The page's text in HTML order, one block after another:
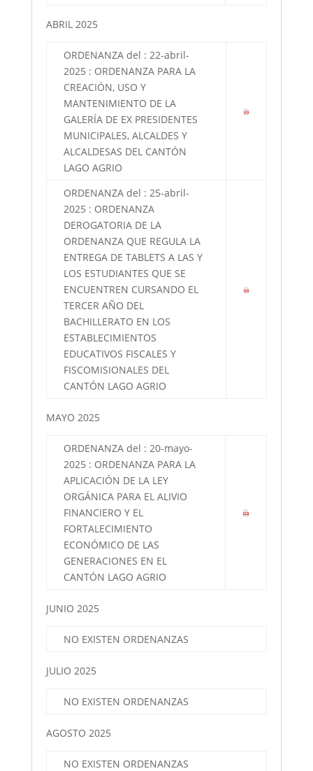
ABRIL 2025
ORDENANZA del : 22-abril-
2025 : ORDENANZA PARA LA
CREACIÓN, USO Y
MANTENIMIENTO DE LA
GALERÍA DE EX PRESIDENTES
MUNICIPALES, ALCALDES Y
ALCALDESAS DEL CANTÓN
LAGO AGRIO
ORDENANZA del : 25-abril-
2025 : ORDENANZA
DEROGATORIA DE LA
ORDENANZA QUE REGULA LA
ENTREGA DE TABLETS A LAS Y
LOS ESTUDIANTES QUE SE
ENCUENTREN CURSANDO EL
TERCER AÑO DEL
BACHILLERATO EN LOS
ESTABLECIMIENTOS
EDUCATIVOS FISCALES Y
FISCOMISIONALES DEL
CANTÓN LAGO AGRIO
MAYO 2025
ORDENANZA del : 20-mayo-
2025 : ORDENANZA PARA LA
APLICACIÓN DE LA LEY
ORGÁNICA PARA EL ALIVIO
FINANCIERO Y EL
FORTALECIMIENTO
ECONÓMICO DE LAS
GENERACIONES EN EL
CANTÓN LAGO AGRIO
JUNIO 2025
NO EXISTEN ORDENANZAS
JULIO 2025
NO EXISTEN ORDENANZAS
AGOSTO 2025
NO EXISTEN ORDENANZAS